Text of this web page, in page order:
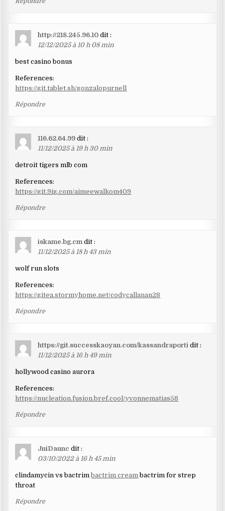
http://218.245.96.10 dit :
12/12/2025 à 10 h 08 min
best casino bonus
References:
https://git.tablet.sh/gonzalopurnell
Répondre
116.62.64.99 dit :
11/12/2025 à 19 h 30 min
detroit tigers mlb com
References:
https://git.9ig.com/aimeewalkom409
Répondre
iskame.bg.cm dit :
11/12/2025 à 18 h 43 min
wolf run slots
References:
https://gitea.stormyhome.net/codycallanan28
Répondre
https://git.successkaoyan.com/kassandraporti dit :
11/12/2025 à 16 h 49 min
hollywood casino aurora
References:
https://nucleation.fusion.bref.cool/yvonnematias58
Répondre
JniDaunc dit :
03/10/2022 à 16 h 45 min
clindamycin vs bactrimbactrim cream bactrim for strep
throat
Répondre